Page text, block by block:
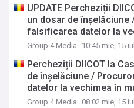
UPDATE Percheziții
un dosar de
falsificarea datelor la
emiterea deciziilor de
Group 4 Media 10:45 mie, 15 iul
Percheziții DIICOT la
de înșelăciune /
datelor la vechimea în
deciziilor de pensionare
Group 4 Media 08:02 mie, 15 iul